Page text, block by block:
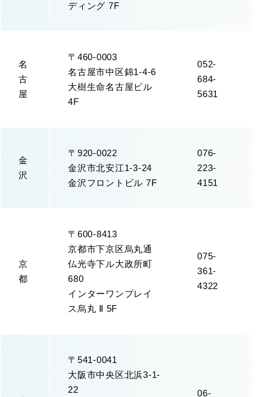
ディング 7F
名
古
屋
〒460-0003
名古屋市中区錦1-4-6
大樹生命名古屋ビル
4F
052-
684-
5631
金
沢
〒920-0022
金沢市北安江1-3-24
金沢フロントビル 7F
076-
223-
4151
京
都
〒600-8413
京都市下京区烏丸通
仏光寺下ル大政所町
680
インターワンプレイ
ス烏丸 Ⅱ 5F
075-
361-
4322
〒541-0041
大阪市中央区北浜3-1-
22
06-